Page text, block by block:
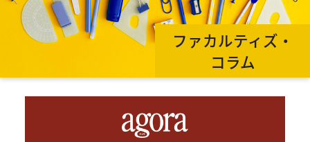
ファカルティズ・
コラム